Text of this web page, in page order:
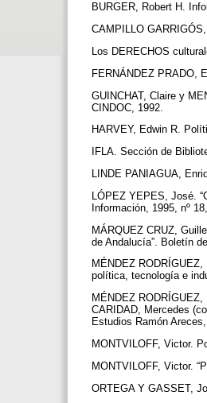
BURGER, Robert H.
CAMPILLO
Los DERECHOS
FERNÁNDEZ PRADO,
GUINCHAT, Claire y
CINDOC, 1992.
HARVEY, Edwin R.
IFLA. Sección de
LINDE PANIAGUA,
LÓPEZ YEPES, José.
Información, 1995, nº
MÁRQUEZ CRUZ,
de Andalucía”. Boletín
MÉNDEZ
política, tecnología e
MÉNDEZ
CARIDAD, Mercedes
Estudios Ramón
MONTVILOFF, Victor.
MONTVILOFF, Victor.
ORTEGA Y GASSET,